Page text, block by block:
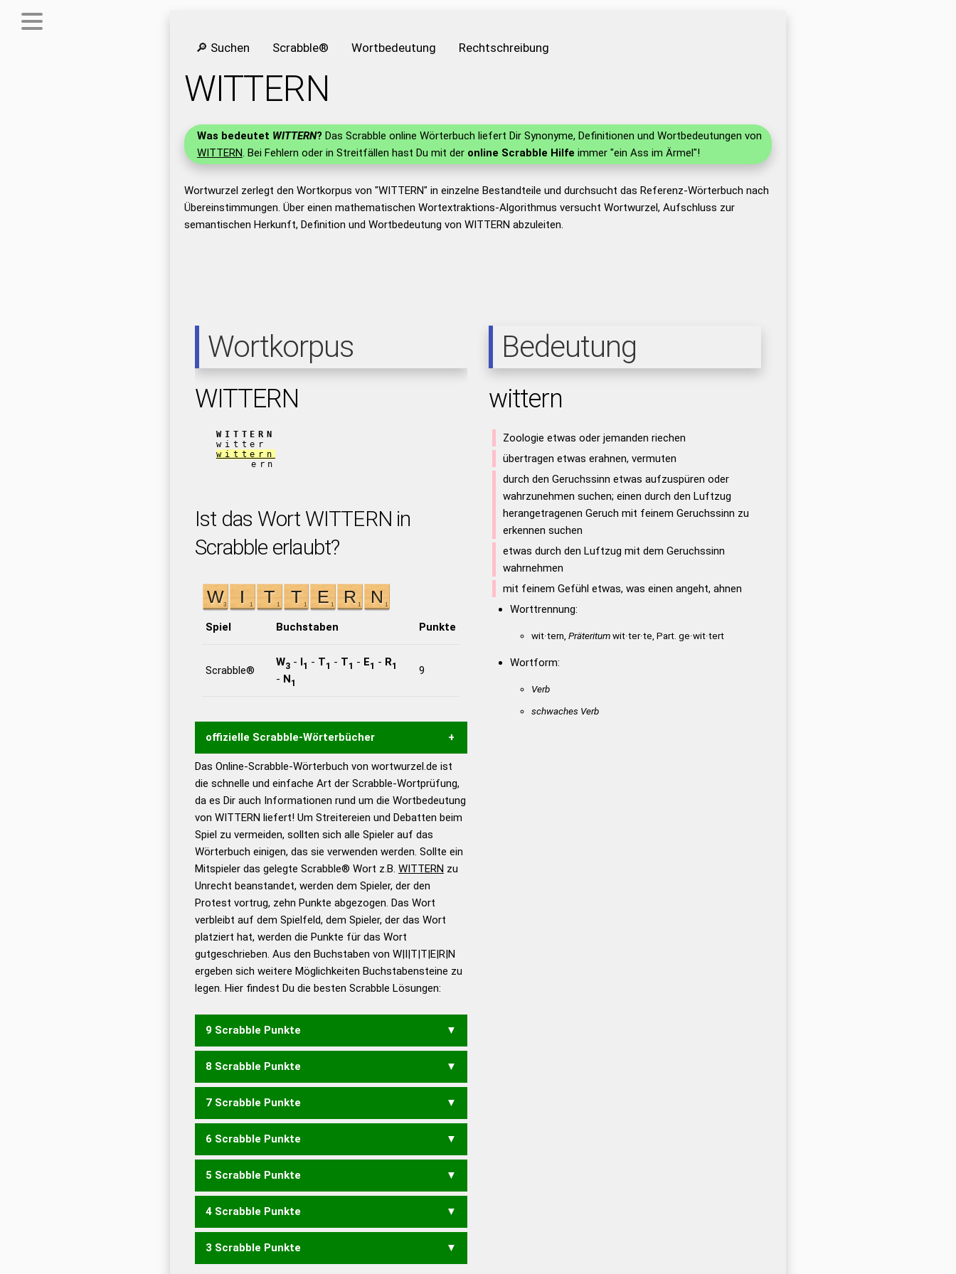
🔎 Suchen Scrabble® Wortbedeutung Rechtschreibung
WITTERN
Was bedeutet WITTERN? Das Scrabble online Wörterbuch liefert Dir Synonyme, Definitionen und Wortbedeutungen von
WITTERN. Bei Fehlern oder in Streitfällen hast Du mit der online Scrabble Hilfe immer "ein Ass im Ärmel"!
Wortwurzel zerlegt den Wortkorpus von "WITTERN" in einzelne Bestandteile und durchsucht das Referenz-Wörterbuch nach
Übereinstimmungen. Über einen mathematischen Wortextraktions-Algorithmus versucht Wortwurzel, Aufschluss zur
semantischen Herkunft, Definition und Wortbedeutung von WITTERN abzuleiten.
Wortkorpus
WITTERN
WITTERN
witter
wittern
ern
Ist das Wort WITTERN in
Scrabble erlaubt?
Spiel Buchstaben Punkte
Scrabble®
W3- I1 - T1 - T1 - E1 - R1
- N1
9
offizielle Scrabble-Wörterbücher
Wortwurzel liefert mit Hilfe eines semantischen
Wortanalyse-Algorithmus gute Anhaltspunkte zu
Wortbedeutung, Worttrennung und Wortform, um die
Gültigkeit eines Wortes für das Scrabble-Spiel zu
bestimmen! zugelassene Turnier Scrabble-
Wörterbücher sind:
Duden – Standardwerk in 12
Bänden
Duden – Richtiges und gutes
Deutsch
Duden – Die deutsche Grammatik
Duden – Deutsches
Universalwörterbuch
Das Online-Scrabble-Wörterbuch von wortwurzel.de ist
die schnelle und einfache Art der Scrabble-Wortprüfung,
da es Dir auch Informationen rund um die Wortbedeutung
von WITTERN liefert! Um Streitereien und Debatten beim
Spiel zu vermeiden, sollten sich alle Spieler auf das
Wörterbuch einigen, das sie verwenden werden. Sollte ein
Mitspieler das gelegte Scrabble® Wort z.B. WITTERN zu
Unrecht beanstandet, werden dem Spieler, der den
Protest vortrug, zehn Punkte abgezogen. Das Wort
verbleibt auf dem Spielfeld, dem Spieler, der das Wort
platziert hat, werden die Punkte für das Wort
gutgeschrieben. Aus den Buchstaben von W|I|T|T|E|R|N
ergeben sich weitere Möglichkeiten Buchstabensteine zu
legen. Hier findest Du die besten Scrabble Lösungen:
9 Scrabble Punkte
WINTERT
8 Scrabble Punkte
WINTER WINTRE WIRTEN
7 Scrabble Punkte
ERWIN WEINT WIRTE
6 Scrabble Punkte
TWEN WEIN WEIT WERT
RITTEN TITERN
5 Scrabble Punkte
NRW RWE WEN WER
TEINT TINTE TITER TRINE
4 Scrabble Punkte
EINT ERNT IREN NETT
RITE RITT TEIN TIER
3 Scrabble Punkte
Bedeutung
wittern
Zoologie etwas oder jemanden riechen
übertragen etwas erahnen, vermuten
durch den Geruchssinn etwas aufzuspüren oder
wahrzunehmen suchen; einen durch den Luftzug
herangetragenen Geruch mit feinem Geruchssinn zu
erkennen suchen
etwas durch den Luftzug mit dem Geruchssinn
wahrnehmen
mit feinem Gefühl etwas, was einen angeht, ahnen
Worttrennung:
wit·tern, Präteritumwit·ter·te, Part. ge·wit·tert
Wortform:
Verb
schwaches Verb